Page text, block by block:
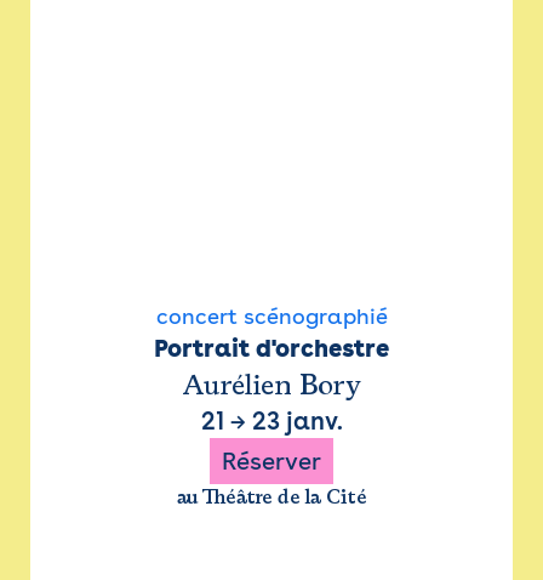
concert scénographié
Portrait d'orchestre
Aurélien Bory
21 → 23 janv.
Réserver
au Théâtre de la Cité